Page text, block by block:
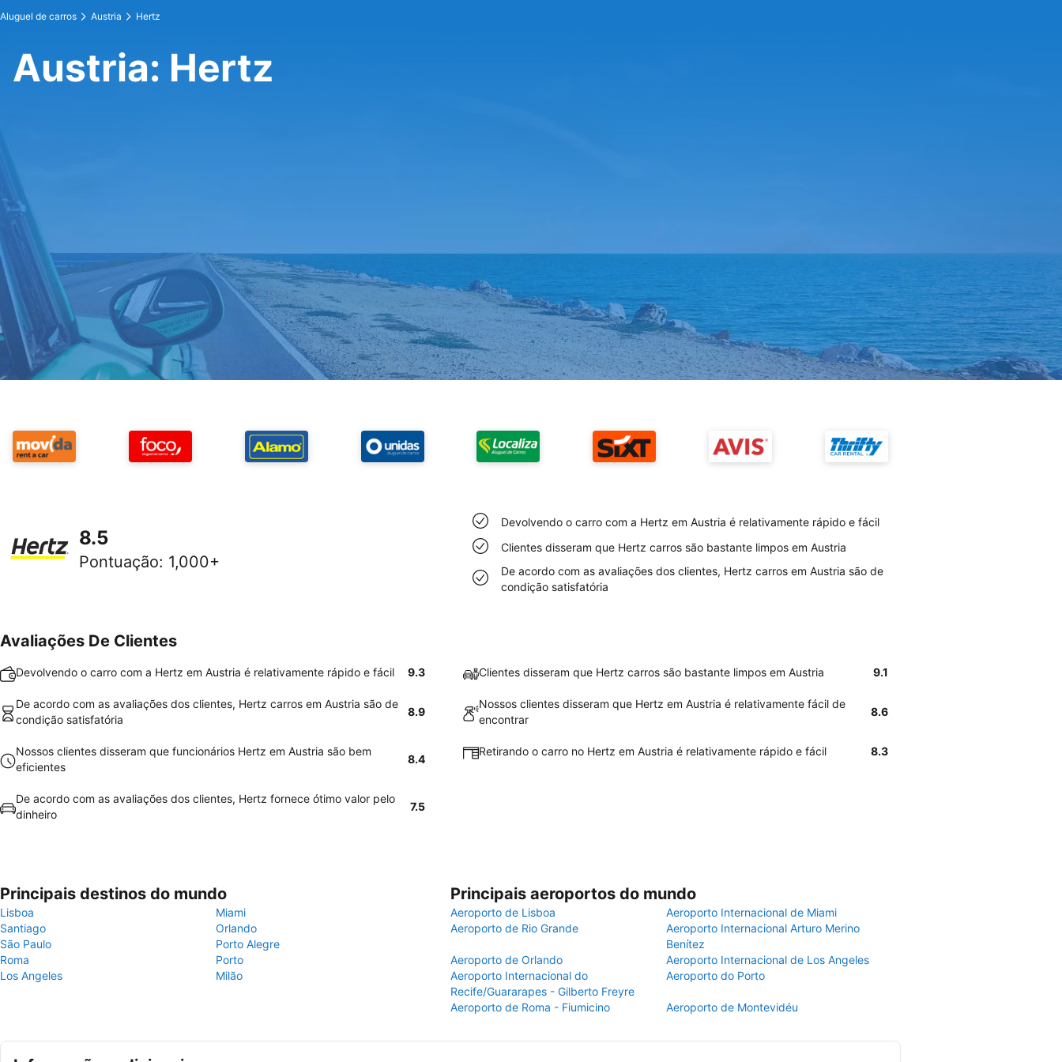
Aluguel de carros Austria Hertz
Austria: Hertz
8.5
Pontuação: 1,000+
Devolvendo o carro com a Hertz em Austria é relativamente rápido e fácil
Clientes disseram que Hertz carros são bastante limpos em Austria
De acordo com as avaliações dos clientes, Hertz carros em Austria são de
condição satisfatória
Avaliações De Clientes
Devolvendo o carro com a Hertz em Austria é relativamente rápido e fácil 9.3 Clientes disseram que Hertz carros são bastante limpos em Austria 9.1
De acordo com as avaliações dos clientes, Hertz carros em Austria são de
condição satisfatória
8.9
Nossos clientes disseram que Hertz em Austria é relativamente fácil de
encontrar
8.6
Nossos clientes disseram que funcionários Hertz em Austria são bem
eficientes
8.4
Retirando o carro no Hertz em Austria é relativamente rápido e fácil 8.3
De acordo com as avaliações dos clientes, Hertz fornece ótimo valor pelo
dinheiro
7.5
Principais destinos do mundo
Lisboa
Miami
Santiago
Orlando
São Paulo
Porto Alegre
Roma
Porto
Los Angeles
Milão
Principais aeroportos do mundo
Aeroporto de Lisboa
Aeroporto Internacional de Miami
Aeroporto de Rio Grande
Aeroporto Internacional Arturo Merino
Benítez
Aeroporto de Orlando
Aeroporto Internacional de Los Angeles
Aeroporto Internacional do
Recife/Guararapes - Gilberto Freyre
Aeroporto do Porto
Aeroporto de Roma - Fiumicino Aeroporto de Montevidéu